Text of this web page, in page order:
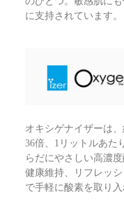
に支持されています。
オキシゲナイザーは
36倍、1リットルあた
らだにやさしい高濃
健康維持、リフレッ
で手軽に酸素を取り入